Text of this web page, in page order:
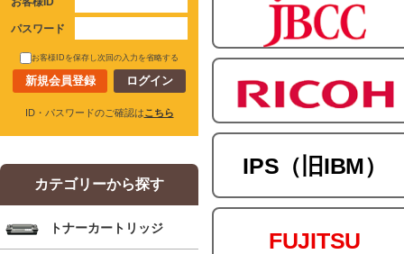
IPS（旧IBM）
FUJITSU
パスワード
お客様IDを保存し次回の入力を省略する
新規会員登録
ID・パスワードのご確認はこちら
カテゴリーから探す
トナーカートリッジ